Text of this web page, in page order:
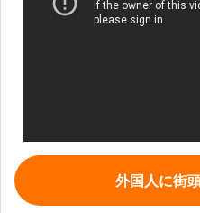
外国人に街